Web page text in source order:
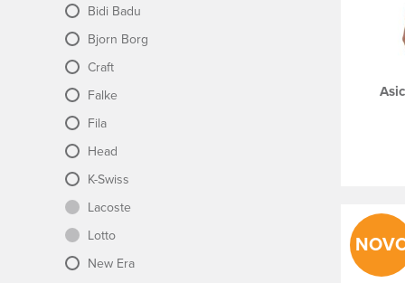
Bidi Badu
Bjorn Borg
Craft
Falke
Fila
Head
K-Swiss
Lacoste
Lotto
New Era